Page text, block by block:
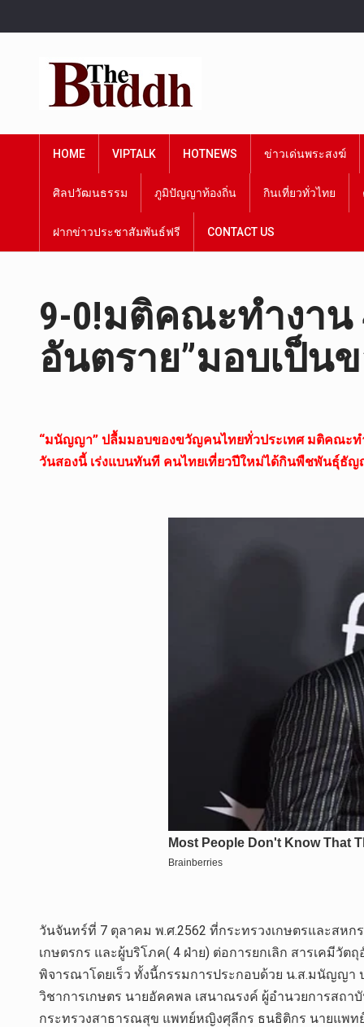
HOME VIPTALK HOTNEWS ข่าวเด่นพระสงฆ์
ศิลปวัฒนธรรม ภูมิปัญญาท้องถิ่น กินเที่ยวทั่วไทย
ฝากข่าวประชาสัมพันธ์ฟรี CONTACT US
9-0!มติคณะทำงาน
อันตราย”มอบเป็น
“มนัญญา” ปลื้มมอบของขวัญคนไทยทั่วประเทศ มติคณะท
วันสองนี้ เร่งแบนทันที คนไทยเที่ยวปีใหม่ได้กินพืชพันธุ์ธั
วันจันทร์ที่ 7 ตุลาคม พ.ศ.2562 ที่กระทรวงเกษตรและสห
เกษตรกร และผู้บริโภค( 4 ฝ่าย) ต่อการยกเลิก สารเคมี
พิจารณาโดยเร็ว ทั้งนี้กรรมการประกอบด้วย น.ส.มนัญญา
วิชาการเกษตร นายอัคคพล เสนาณรงค์ ผู้อำนวยการสถ
กระทรวงสาธารณสุข แพทย์หญิงศุลีกร ธนธิติกร นายแพ